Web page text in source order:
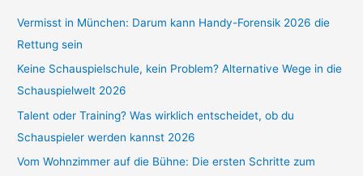
Vermisst in München: Darum kann Handy-Forensik 2026 die
Rettung sein
Keine Schauspielschule, kein Problem? Alternative Wege in die
Schauspielwelt 2026
Talent oder Training? Was wirklich entscheidet, ob du
Schauspieler werden kannst 2026
Vom Wohnzimmer auf die Bühne: Die ersten Schritte zum